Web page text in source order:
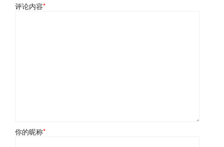
评论内容*
你的昵称*